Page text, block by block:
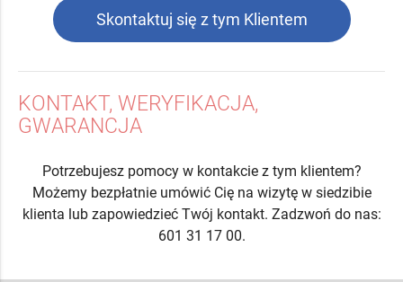
Skontaktuj się z tym Klientem
KONTAKT, WERYFIKACJA,
GWARANCJA
Potrzebujesz pomocy w kontakcie z tym klientem?
Możemy bezpłatnie umówić Cię na wizytę w siedzibie
klienta lub zapowiedzieć Twój kontakt. Zadzwoń do nas:
601 31 17 00.